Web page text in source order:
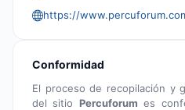
https://
Conformidad
El proceso de recopilación y
del sitio Percuforum es